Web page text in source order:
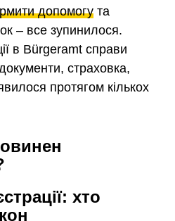
допомогу та
– все зупинилося.
в Bürgeramt справи
страховка,
протягом кількох
хто